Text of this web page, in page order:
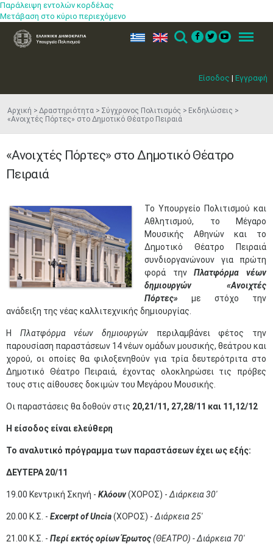
Παράλειψη εντολών κορδέλας
Μετάβαση στο κύριο περιεχόμενο
Είσοδος | Εγγραφή
ελ en Search Menu
Αρχική Δραστηριότητα Σύγχρονος Πολιτισμός
Εκδηλώσεις
«Ανοιχτές Πόρτες» στο Δημοτικό Θέατρο Πειραιά
«Ανοιχτές Πόρτες» στο Δημοτικό Θέατρο
Πειραιά
Το Υπουργείο Πολιτισμού και
Αθλητισμού, το Μέγαρο
Μουσικής Αθηνών και το
Δημοτικό Θέατρο Πειραιά
συνδιοργανώνουν για πρώτη
φορά τηνΠλατφόρμα νέων
δημιουργών «Ανοιχτές
Πόρτες»με στόχο την
ανάδειξη της νέας καλλιτεχνικής δημιουργίας.
Η Πλατφόρμα νέων δημιουργών περιλαμβάνει φέτος την
παρουσίαση παραστάσεων 14 νέων ομάδων μουσικής, θεάτρου και
χορού, οι οποίες θα φιλοξενηθούν για τρία δευτερότριτα στο
Δημοτικό Θέατρο Πειραιά, έχοντας ολοκληρώσει τις πρόβες
τους στις αίθουσες δοκιμών του Μεγάρου Μουσικής.
Οι παραστάσεις θα δοθούν στις 20,21/11, 27,28/11 και 11,12/12
Η είσοδος είναι ελεύθερη
Το αναλυτικό πρόγραμμα των παραστάσεων έχει ως εξής:
ΔΕΥΤΕΡΑ 20/11
19.00 Κεντρική Σκηνή - Κλόουν(ΧΟΡΟΣ) - Διάρκεια 30'
20.00 Κ.Σ. - Excerpt of Uncia(ΧΟΡΟΣ) - Διάρκεια 25'
21.00 Κ.Σ. - Περί εκτός ορίων Έρωτος(ΘΕΑΤΡΟ) - Διάρκεια 70'